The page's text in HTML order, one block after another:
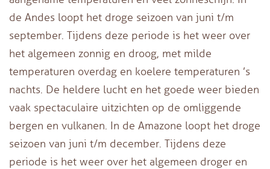
de Andes loopt het droge seizoen van juni t/m
september. Tijdens deze periode is het weer over
het algemeen zonnig en droog, met milde
temperaturen overdag en koelere temperaturen ’s
nachts. De heldere lucht en het goede weer bieden
vaak spectaculaire uitzichten op de omliggende
bergen en vulkanen. In de Amazone loopt het droge
seizoen van juni t/m december. Tijdens deze
periode is het weer over het algemeen droger en